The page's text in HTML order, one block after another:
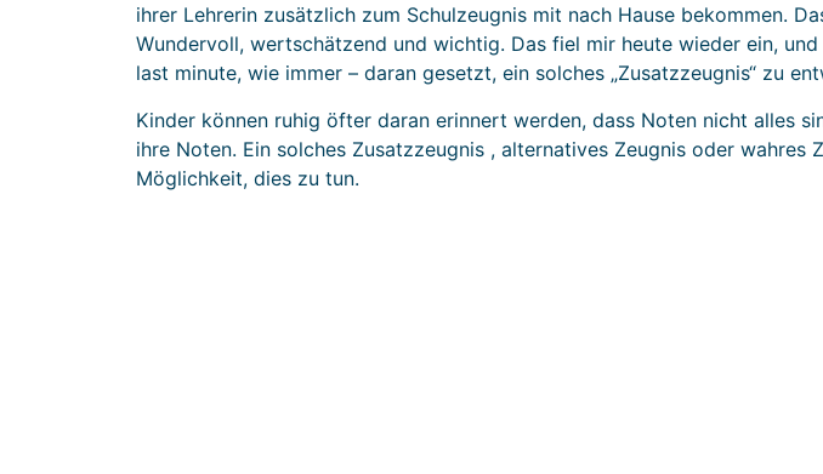
ihrer Lehrerin zusätzlich zum Schulzeugnis mit nach Hause bekommen.
Wundervoll, wertschätzend und wichtig. Das fiel mir heute wieder ein,
last minute, wie immer – daran gesetzt, ein solches „Zusatzzeugnis“ zu
Kinder können ruhig öfter daran erinnert werden, dass Noten nicht alles
ihre Noten. Ein solches Zusatzzeugnis , alternatives Zeugnis oder wahres
Möglichkeit, dies zu tun.